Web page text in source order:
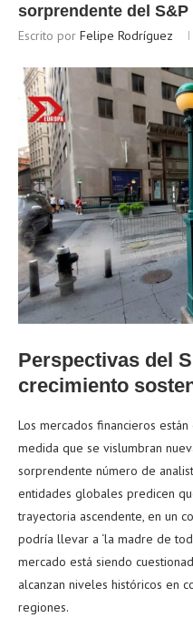
sorprendente del S&P
Escrito por Felipe Rodríguez
Perspectivas del
crecimiento
Los mercados financieros
medida que se vislumbran
sorprendente número de
entidades globales predicen
trayectoria ascendente, en un
podría llevar a ‘la madre de
mercado está siendo
alcanzan niveles históricos en
regiones.